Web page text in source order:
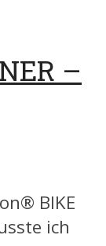
–
BIKE
ich